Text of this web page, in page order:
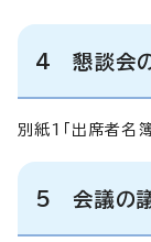
4 懇談会
別紙1「出席者名簿
5 会議の